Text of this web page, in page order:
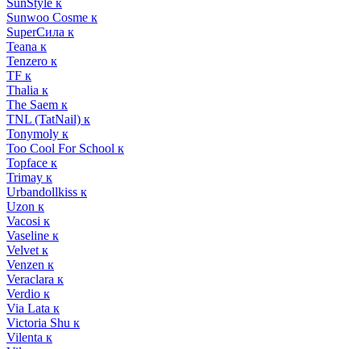
SunStyle к
Sunwoo Cosme к
SuperСила к
Teana к
Tenzero к
TF к
Thalia к
The Saem к
TNL (TatNail) к
Tonymoly к
Too Cool For School к
Topface к
Trimay к
Urbandollkiss к
Uzon к
Vacosi к
Vaseline к
Velvet к
Venzen к
Veraclara к
Verdio к
Via Lata к
Victoria Shu к
Vilenta к